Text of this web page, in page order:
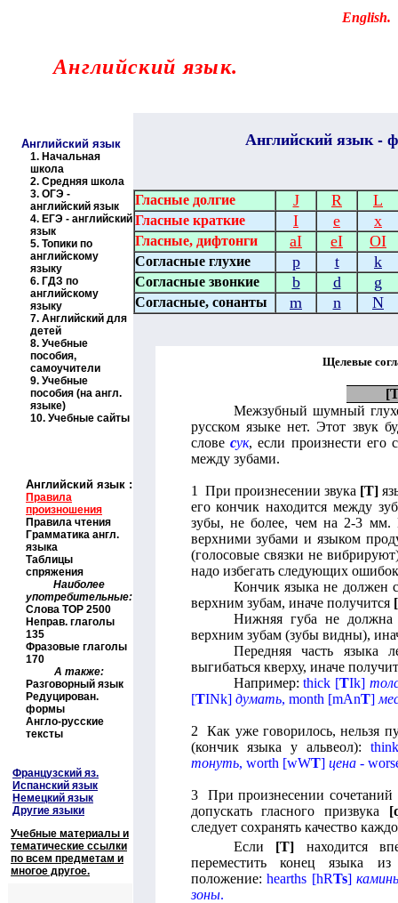
English.
Английский язык.
Английский язык
1. Начальная
школа
2. Средняя школа
3. ОГЭ -
английский язык
4. ЕГЭ - английский
язык
5. Топики по
английскому
языку
6. ГДЗ по
английскому
языку
7. Английский для
детей
8. Учебные
пособия,
самоучители
9. Учебные
пособия (на англ.
языке)
10. Учебные сайты
Английский язык -
Гласные долгие J R L
Гласные краткие I e x
Гласные, дифтонги aI eI OI
Согласные глухие p t k
Согласные звонкие b d g
Согласные, сонанты m n N
Щелевые
[
Межзубный шумный
русском языке нет. Этот звук
слове сук, если произнести его
между зубами.
1 При произнесении звука [T]
его кончик находится между
зубы, не более, чем на 2-3
верхними зубами и языком
(голосовые связки не
надо избегать следующих
Кончик языка не должен
верхним зубам, иначе получится [
Нижняя губа не должна
верхним зубам (зубы видны),
Передняя часть языка
выгибаться кверху, иначе
Например:thick [TIk]
[TINk] думать, month [mAnT]
2 Как уже говорилось, нельзя
(кончик языка у альвеол): think
тонуть, worth [wWT] цена-
3 При произнесении
допускать гласного призвука [
следует сохранять качество
Если [T] находится
переместить конец языка
положение:hearths [hRTs]
зоны.
Английский язык :
Правила
произношения
Правила чтения
Грамматика англ.
языка
Таблицы
спряжения
Наиболее
употребительные:
Слова TOP 2500
Неправ. глаголы
135
Фразовые глаголы
170
А также:
Разговорный язык
Редуцирован.
формы
Англо-русские
тексты
Французский яз.
Испанский язык
Немецкий язык
Другие языки
Учебные материалы и
тематические ссылки
по всем предметам и
многое другое.